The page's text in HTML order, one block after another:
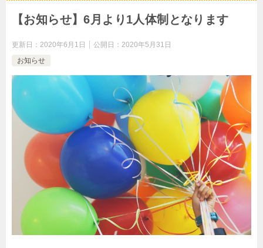
【お知らせ】6月より1人体制となります
更新日： 2020年6月1日 公開日： 2020年5月31日
お知らせ